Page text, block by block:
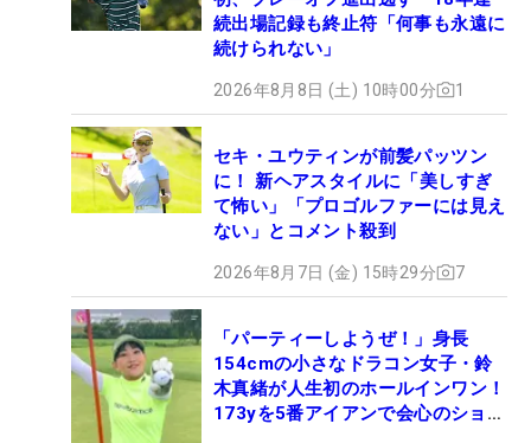
続出場記録も終止符「何事も永遠に
続けられない」
2026年8月8日 (土) 10時00分 1
セキ・ユウティンが前髪パッツン
に！ 新ヘアスタイルに「美しすぎ
て怖い」「プロゴルファーには見え
ない」とコメント殺到
2026年8月7日 (金) 15時29分 7
「パーティーしようぜ！」身長
154cmの小さなドラコン女子・鈴
木真緒が人生初のホールインワン！
173yを5番アイアンで会心のショッ